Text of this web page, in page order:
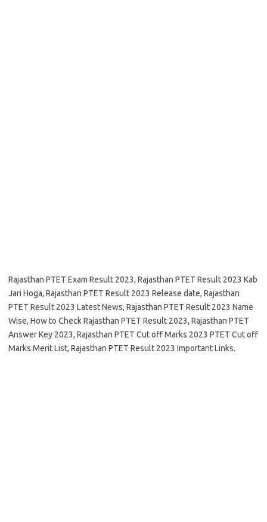
Rajasthan PTET Exam Result 2023, Rajasthan PTET Result 2023 Kab
Jari Hoga, Rajasthan PTET Result 2023 Release date, Rajasthan
PTET Result 2023 Latest News, Rajasthan PTET Result 2023 Name
Wise, How to Check Rajasthan PTET Result 2023, Rajasthan PTET
Answer Key 2023, Rajasthan PTET Cut off Marks 2023 PTET Cut off
Marks Merit List, Rajasthan PTET Result 2023 Important Links.